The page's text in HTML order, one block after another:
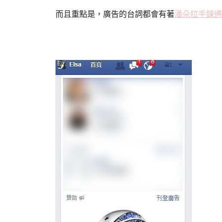
而且重點是，廣告的台詞都會有著潘朵拉手鍊